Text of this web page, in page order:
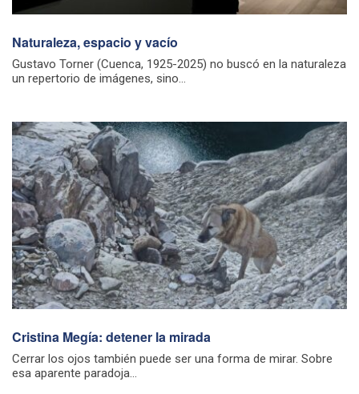
Naturaleza, espacio y vacío
Gustavo Torner (Cuenca, 1925-2025) no buscó en la naturaleza
un repertorio de imágenes, sino...
Cristina Megía: detener la mirada
Cerrar los ojos también puede ser una forma de mirar. Sobre
esa aparente paradoja...